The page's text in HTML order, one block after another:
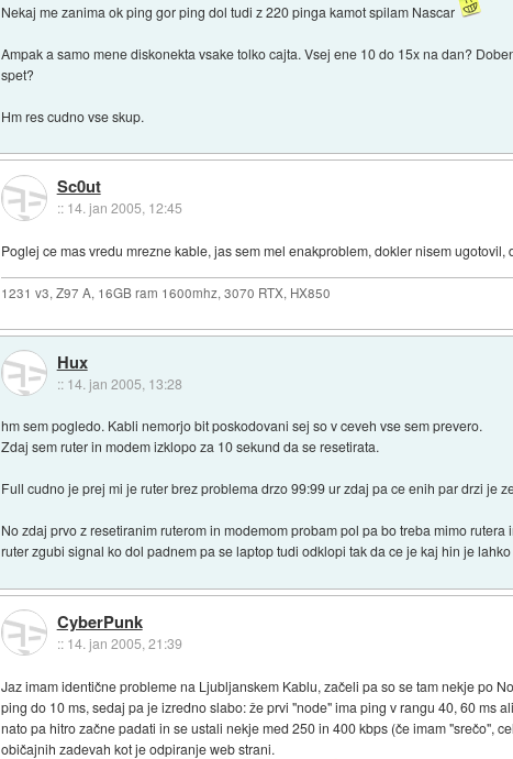
Nekaj me zanima ok ping gor ping dol tudi z 220 pinga kamot spilam Nascar
Ampak a samo mene diskonekta vsake tolko cajta. Vsej ene 10 do 15x na dan?
spet?
Hm res cudno vse skup.
Sc0ut
:: 14. jan 2005, 12:45
Poglej ce mas vredu mrezne kable, jas sem mel enakproblem, dokler nisem ugotovil,
1231 v3, Z97 A, 16GB ram 1600mhz, 3070 RTX, HX850
Hux
:: 14. jan 2005, 13:28
hm sem pogledo. Kabli nemorjo bit poskodovani sej so v ceveh vse sem prevero.
Zdaj sem ruter in modem izklopo za 10 sekund da se resetirata.
Full cudno je prej mi je ruter brez problema drzo 99:99 ur zdaj pa ce enih par drzi je
No zdaj prvo z resetiranim ruterom in modemom probam pol pa bo treba mimo
ruter zgubi signal ko dol padnem pa se laptop tudi odklopi tak da ce je kaj hin je
CyberPunk
:: 14. jan 2005, 21:39
Jaz imam identične probleme na Ljubljanskem Kablu, začeli pa so se tam nekje po
ping do 10 ms, sedaj pa je izredno slabo: že prvi "node" ima ping v rangu 40, 60 ms
nato pa hitro začne padati in se ustali nekje med 250 in 400 kbps (če imam "srečo",
običajnih zadevah kot je odpiranje web strani.